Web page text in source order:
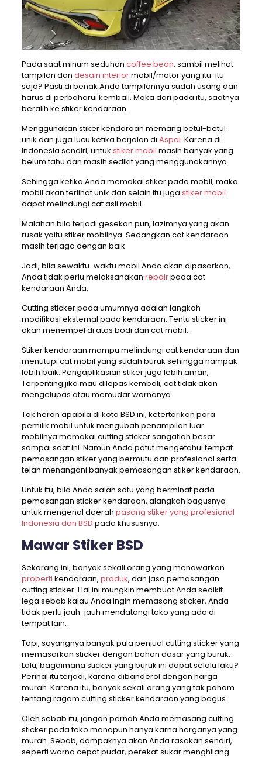
Pada saat minum seduhan coffee bean, sambil melihat
tampilan dan desain interiormobil/motor yang itu-itu
saja? Pasti di benak Anda tampilannya sudah usang dan
harus di perbaharui kembali. Maka dari pada itu, saatnya
beralih ke stiker kendaraan.
Menggunakan stiker kendaraan memang betul-betul
unik dan juga lucu ketika berjalan di Aspal. Karena di
Indonesia sendiri, untuk stiker mobil masih banyak yang
belum tahu dan masih sedikit yang menggunakannya.
Sehingga ketika Anda memakai stiker pada mobil, maka
mobil akan terlihat unik dan selain itu juga stiker mobil
dapat melindungi cat asli mobil.
Malahan bila terjadi gesekan pun, lazimnya yang akan
rusak yaitu stiker mobilnya. Sedangkan cat kendaraan
masih terjaga dengan baik.
Jadi, bila sewaktu-waktu mobil Anda akan dipasarkan,
Anda tidak perlu melaksanakan repairpada cat
kendaraan Anda.
Cutting sticker pada umumnya adalah langkah
modifikasi eksternal pada kendaraan. Tentu sticker ini
akan menempel di atas bodi dan cat mobil.
Stiker kendaraan mampu melindungi cat kendaraan dan
menutupi cat mobil yang sudah buruk sehingga nampak
lebih baik. Pengaplikasian stiker juga lebih aman,
Terpenting jika mau dilepas kembali, cat tidak akan
mengelupas atau memudar warnanya.
Tak heran apabila di kota BSD ini, ketertarikan para
pemilik mobil untuk mengubah penampilan luar
mobilnya memakai cutting sticker sangatlah besar
sampai saat ini. Namun Anda patut mengetahui tempat
pemasangan stiker yang bermutu dan profesional serta
telah menangani banyak pemasangan stiker kendaraan.
Untuk itu, bila Anda salah satu yang berminat pada
pemasangan sticker kendaraan, alangkah bagusnya
untuk mengenal daerah pasang stiker yang profesional
Indonesia dan BSD pada khususnya.
Mawar Stiker BSD
Sekarang ini, banyak sekali orang yang menawarkan
properti kendaraan, produk, dan jasa pemasangan
cutting sticker. Hal ini mungkin membuat Anda sedikit
lega sebab kalau Anda ingin memasang sticker, Anda
tidak perlu jauh-jauh mendatangi toko yang ada di
tempat lain.
Tapi, sayangnya banyak pula penjual cutting sticker yang
memasarkan sticker dengan bahan dasar yang buruk.
Lalu, bagaimana sticker yang buruk ini dapat selalu laku?
Perihal itu terjadi, karena dibanderol dengan harga
murah. Karena itu, banyak sekali orang yang tak paham
tentang ragam cutting sticker kendaraan yang bagus.
Oleh sebab itu, jangan pernah Anda memasang cutting
sticker pada toko manapun hanya karna harganya yang
murah. Sebab, dampaknya akan Anda rasakan sendiri,
seperti warna cepat pudar, perekat sukar menghilang